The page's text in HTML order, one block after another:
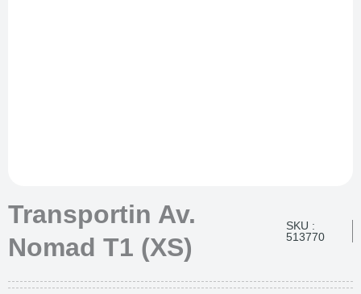
Transportin Av.
Nomad T1 (XS)
SKU :
513770